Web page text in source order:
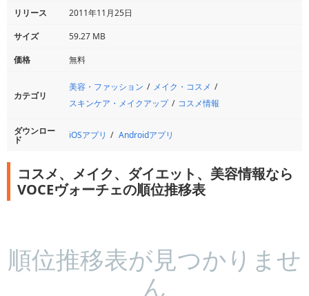
リリース
2011年11月25日
サイズ
59.27 MB
価格
無料
カテゴリ
美容・ファッション
メイク・コスメ
スキンケア・メイクアップ
コスメ情報
ダウンロー
ド iOSアプリ Androidアプリ
コスメ、メイク、ダイエット、美容情報なら
VOCEヴォーチェの順位推移表
順位推移表が見つかりませ
ん